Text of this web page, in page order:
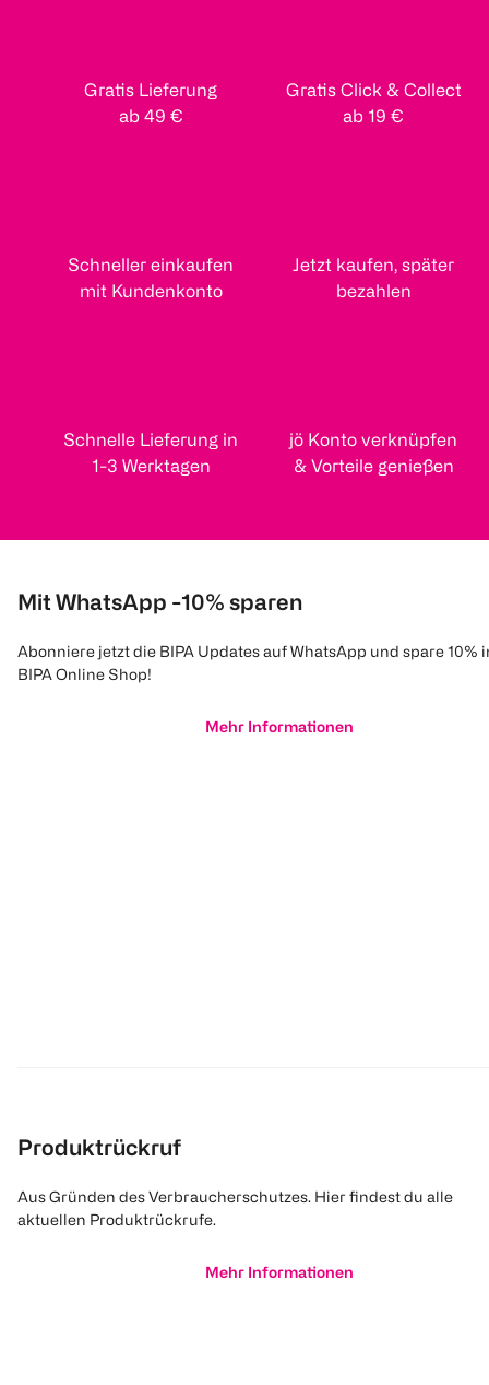
1 Stück
1
Quantity: 1
3 Stück
Quantity: 1
Eukalyptus
3 Stück
Blue Star
Kraft Aktiv WC-
Gratis Lieferung
ab 49 €
Gratis Click & Collect
ab 19 €
Schneller einkaufen
mit Kundenkonto
Jetzt kaufen, später
bezahlen
Schnelle Lieferung in
1-3 Werktagen
jö Konto verknüpfen
& Vorteile genießen
Mit WhatsApp -10% sparen
Abonniere jetzt die BIPA Updates auf WhatsApp und spare 10%
BIPA Online Shop!
Mehr Informationen
Produktrückruf
Aus Gründen des Verbraucherschutzes. Hier findest du alle
aktuellen Produktrückrufe.
Mehr Informationen